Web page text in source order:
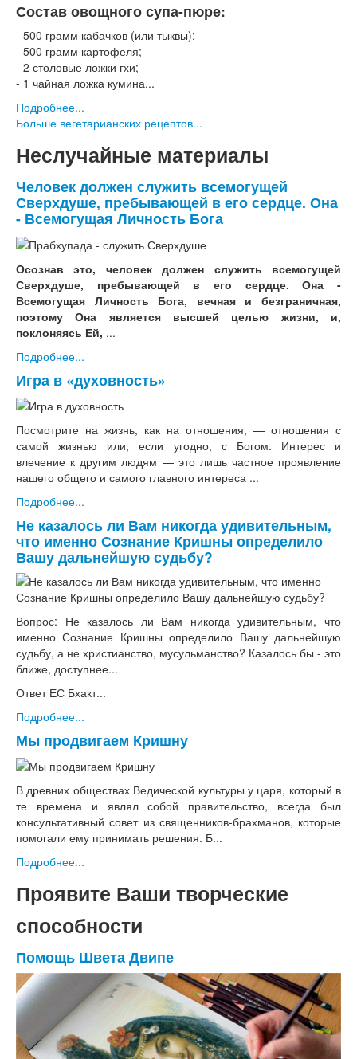
Состав овощного супа-пюре:
- 500 грамм кабачков (или тыквы);
- 500 грамм картофеля;
- 2 столовые ложки гхи;
- 1 чайная ложка кумина...
Подробнее...
Больше вегетарианских рецептов...
Неслучайные материалы
Человек должен служить всемогущей
Сверхдуше, пребывающей в его сердце. Она
- Всемогущая Личность Бога
Осознав это, человек должен служить всемогущей
Сверхдуше, пребывающей в его сердце. Она -
Всемогущая Личность Бога, вечная и безграничная,
поэтому Она является высшей целью жизни, и,
поклоняясь Ей, ...
Подробнее...
Игра в «духовность»
Посмотрите на жизнь, как на отношения, — отношения с
самой жизнью или, если угодно, с Богом. Интерес и
влечение к другим людям — это лишь частное проявление
нашего общего и самого главного интереса ...
Подробнее...
Не казалось ли Вам никогда удивительным,
что именно Сознание Кришны определило
Вашу дальнейшую судьбу?
Вопрос: Не казалось ли Вам никогда удивительным, что
именно Сознание Кришны определило Вашу дальнейшую
судьбу, а не христианство, мусульманство? Казалось бы - это
ближе, доступнее...
Ответ ЕС Бхакт...
Подробнее...
Мы продвигаем Кришну
В древних обществах Ведической культуры у царя, который в
те времена и являл собой правительство, всегда был
консультативный совет из священников-брахманов, которые
помогали ему принимать решения. Б...
Подробнее...
Проявите Ваши творческие
способности
Помощь Швета Двипе